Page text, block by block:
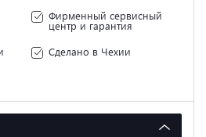
Фирменный сервисный
центр и гарантия
Сделано в Чехии